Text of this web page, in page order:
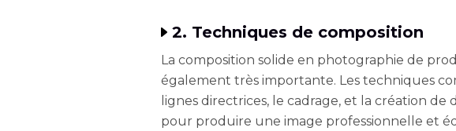
2. Techniques de composition
La composition solide en photographie de
également très importante. Les techniques
lignes directrices, le cadrage, et la création
pour produire une image professionnelle et